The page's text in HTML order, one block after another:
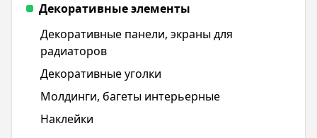
Декоративные элементы
Декоративные панели, экраны для
радиаторов
Декоративные уголки
Молдинги, багеты интерьерные
Наклейки